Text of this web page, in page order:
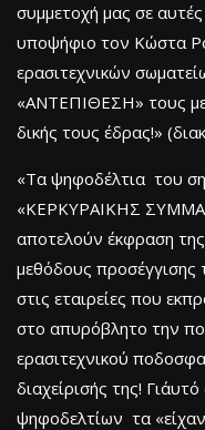
συμμετοχή μας σε
υποψήφιο τον Κώστα
ερασιτεχνικών
«ΑΝΤΕΠΙΘΕΣΗ» τους με
δικής τους έδρας!»
«Τα ψηφοδέλτια του
«ΚΕΡΚΥΡΑΙΚΗΣ
αποτελούν έκφραση
μεθόδους
στις εταιρείες που
στο απυρόβλητο την
ερασιτεχνικού
διαχείρισής της!
ψηφοδελτίων τα